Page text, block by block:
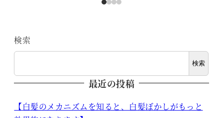
検索
検索
最近の投稿
【白髪のメカニズムを知ると、白髪ぼかしがもっと